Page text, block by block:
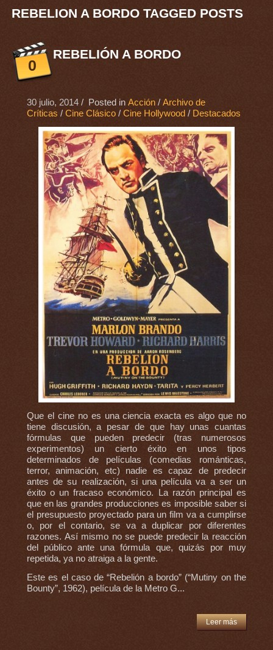
REBELION A BORDO TAGGED POSTS
0
REBELIÓN A BORDO
30 julio, 2014/ Posted in Acción/ Archivo de
Críticas / Cine Clásico/ Cine Hollywood / Destacados
Que el cine no es una ciencia exacta es algo que no
tiene discusión, a pesar de que hay unas cuantas
fórmulas que pueden predecir (tras numerosos
experimentos) un cierto éxito en unos tipos
determinados de películas (comedias románticas,
terror, animación, etc) nadie es capaz de predecir
antes de su realización, si una película va a ser un
éxito o un fracaso económico. La razón principal es
que en las grandes producciones es imposible saber si
el presupuesto proyectado para un film va a cumplirse
o, por el contario, se va a duplicar por diferentes
razones. Así mismo no se puede predecir la reacción
del público ante una fórmula que, quizás por muy
repetida, ya no atraiga a la gente.
Este es el caso de “Rebelión a bordo” (“Mutiny on the
Bounty”, 1962), película de la Metro G...
Leer más